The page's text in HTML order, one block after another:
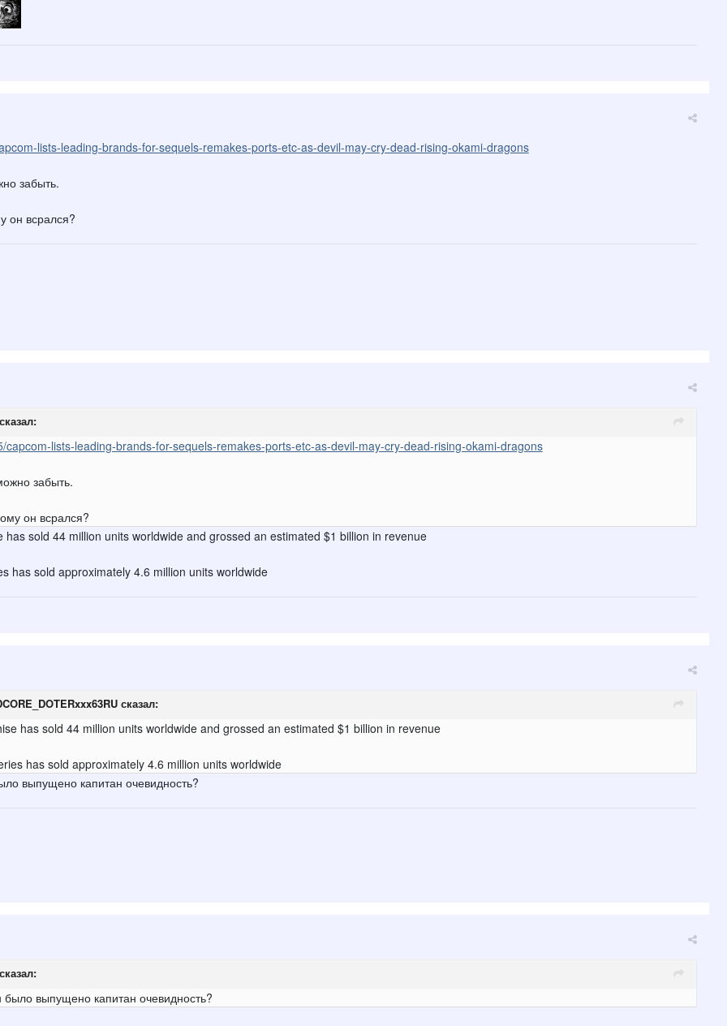
lists-leading-brands-for-sequels-remakes-ports-etc-as-devil-may-cry-dead-rising-okami-dragons
забыть.
он всрался?
lists-leading-brands-for-sequels-remakes-ports-etc-as-devil-may-cry-dead-rising-okami-dragons
забыть.
он всрался?
sold 44 million units worldwide and grossed an estimated $1 billion in revenue
has sold approximately 4.6 million units worldwide
сказал:
has sold 44 million units worldwide and grossed an estimated $1 billion in revenue
has sold approximately 4.6 million units worldwide
выпущено капитан очевидность?
выпущено капитан очевидность?